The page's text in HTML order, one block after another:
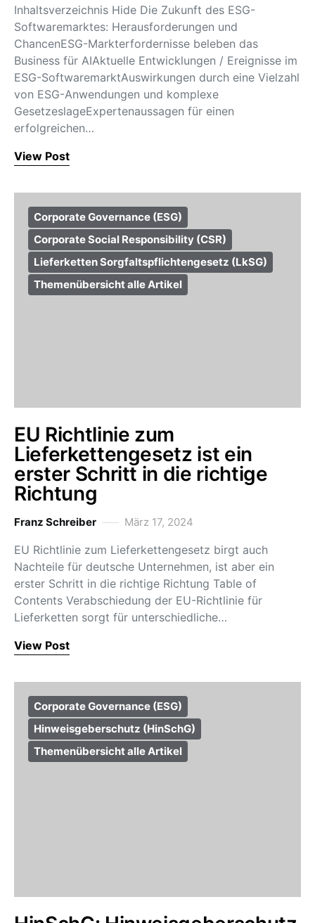
Inhaltsverzeichnis Hide Die Zukunft des ESG-
Softwaremarktes: Herausforderungen und
ChancenESG-Markterfordernisse beleben das
Business für AIAktuelle Entwicklungen / Ereignisse im
ESG-SoftwaremarktAuswirkungen durch eine Vielzahl
von ESG-Anwendungen und komplexe
GesetzeslageExpertenaussagen für einen
erfolgreichen…
View Post
Corporate Governance (ESG)
Corporate Social Responsibility (CSR)
Lieferketten Sorgfaltspflichtengesetz (LkSG)
Themenübersicht alle Artikel
EU Richtlinie zum
Lieferkettengesetz ist ein
erster Schritt in die richtige
Richtung
Franz Schreiber März 17, 2024
EU Richtlinie zum Lieferkettengesetz birgt auch
Nachteile für deutsche Unternehmen, ist aber ein
erster Schritt in die richtige Richtung Table of
Contents Verabschiedung der EU-Richtlinie für
Lieferketten sorgt für unterschiedliche…
View Post
Corporate Governance (ESG)
Hinweisgeberschutz (HinSchG)
Themenübersicht alle Artikel